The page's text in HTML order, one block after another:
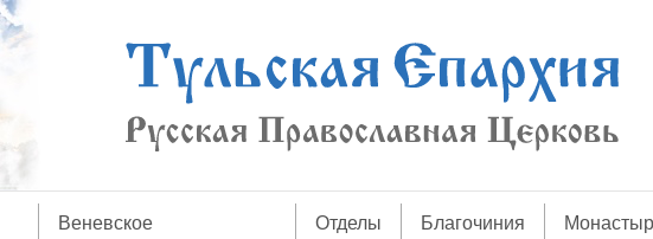
Веневское
Отделы Благочиния